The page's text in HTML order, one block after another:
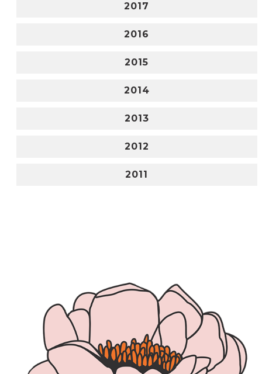
2017
2016
2015
2014
2013
2012
2011